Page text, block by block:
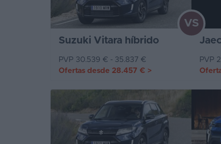
Suzuki Vitara híbrido
VS
PVP 30.539 € - 35.837 €
PVP
Ofertas desde 28.457 € >